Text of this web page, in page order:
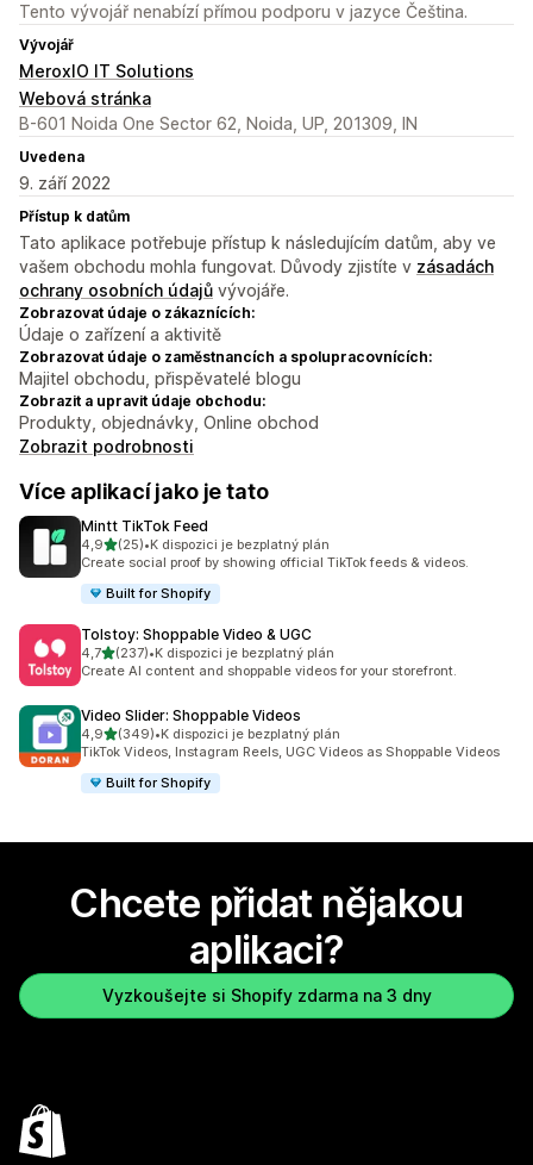
Tento vývojář nenabízí přímou podporu v jazyce Čeština.
Vývojář
MeroxIO IT Solutions
Webová stránka
B-601 Noida One Sector 62, Noida, UP, 201309, IN
Uvedena
9. září 2022
Přístup k datům
Tato aplikace potřebuje přístup k následujícím datům, aby ve
vašem obchodu mohla fungovat. Důvody zjistíte v zásadách
ochrany osobních údajů vývojáře.
Zobrazovat údaje o zákaznících:
Údaje o zařízení a aktivitě
Zobrazovat údaje o zaměstnancích a spolupracovnících:
Majitel obchodu, přispěvatelé blogu
Zobrazit a upravit údaje obchodu:
Produkty, objednávky, Online obchod
Zobrazit podrobnosti
Více aplikací jako je tato
Mintt TikTok Feed
4,9z 5 hvězd
(25)
Celkový počet recenzí: 25
•K dispozici je bezplatný plán
Create social proof by showing official TikTok feeds & videos.
Built for Shopify
Tolstoy: Shoppable Video & UGC
4,7z 5 hvězd
(237)
Celkový počet recenzí: 237
•K dispozici je bezplatný plán
Create AI content and shoppable videos for your storefront.
Video Slider: Shoppable Videos
4,9z 5 hvězd
(349)
Celkový počet recenzí: 349
•K dispozici je bezplatný plán
TikTok Videos, Instagram Reels, UGC Videos as Shoppable Videos
Built for Shopify
Chcete přidat nějakou
aplikaci?
Vyzkoušejte si Shopify zdarma na 3 dny